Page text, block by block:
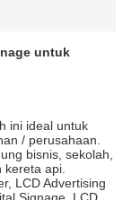
untuk
ini ideal untuk
/ perusahaan.
bisnis, sekolah,
api.
LCD Advertising